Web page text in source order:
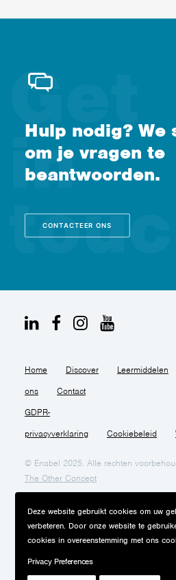
Hulp nodig? We
om je vragen te
beantwoorden.
CONTACTEER ONS
Home Discover Leermiddelen
ons Contact
GDPR-
privacyverklaring Cookiebeleid
© Enabel 2025. Alle rechten
The Other Concept
Deze website gebruikt cookies om uw
verbeteren. Door onze website te
cookies in overeenstemming met ons
Privacy Preferences